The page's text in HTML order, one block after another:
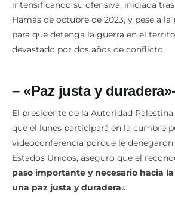
intensificando su ofensiva, iniciada
Hamás de octubre de 2023, y pese a la
para que detenga la guerra en el
devastado por dos años de conflicto.
– «Paz justa y duradera»-
El presidente de la Autoridad
que el lunes participará en la cumbre
videoconferencia porque le denegaron
Estados Unidos, aseguró que el
paso importante y necesario hacia
una paz justa y duradera«.